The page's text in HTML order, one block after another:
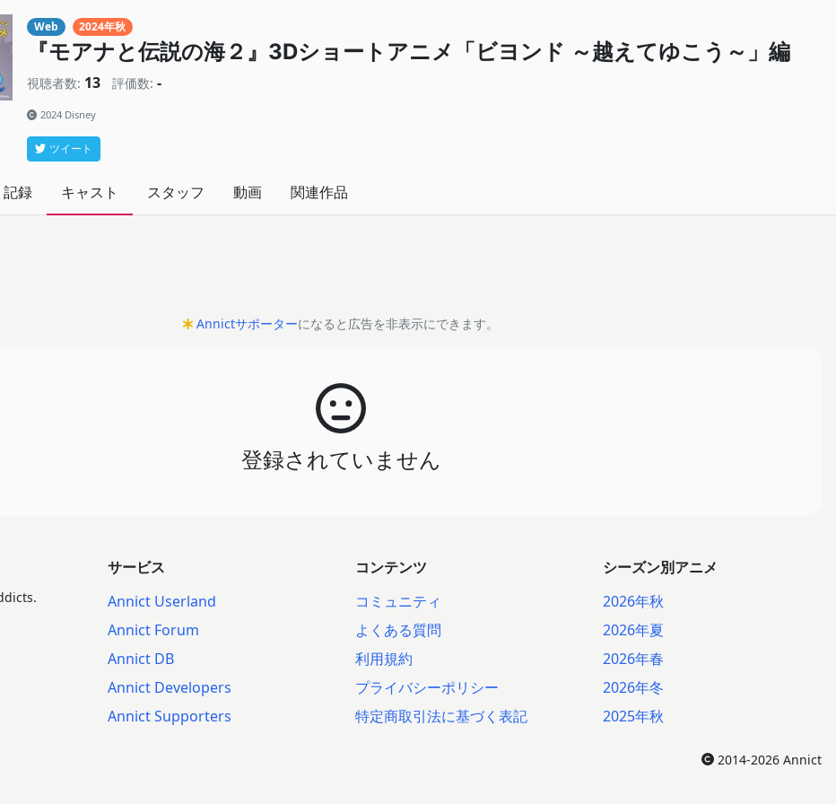
Web 2024年秋
『モアナと伝説の海２』3Dショートアニメ「ビヨンド ～越えてゆこう～」編
視聴者数: 13 評価数: -
2024 Disney
ツイート
記録 キャスト スタッフ 動画 関連作品
Annictサポーターになると広告を非表示にできます。
登録されていません
サービス
Annict Userland
Annict Forum
Annict DB
Annict Developers
Annict Supporters
コンテンツ
コミュニティ
よくある質問
利用規約
プライバシーポリシー
特定商取引法に基づく表記
シーズン別アニメ
2026年秋
2026年夏
2026年春
2026年冬
2025年秋
2014-2026 Annict